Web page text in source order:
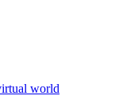
world